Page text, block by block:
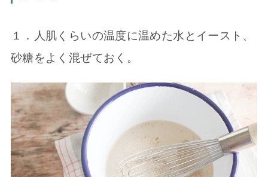
１．人肌くらいの温度に温めた水とイースト、
砂糖をよく混ぜておく。